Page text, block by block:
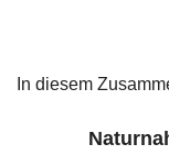
In diesem